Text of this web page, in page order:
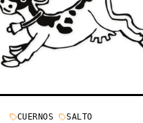
CUERNOS SALTO